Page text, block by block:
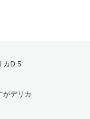
カD:5
がデリカ